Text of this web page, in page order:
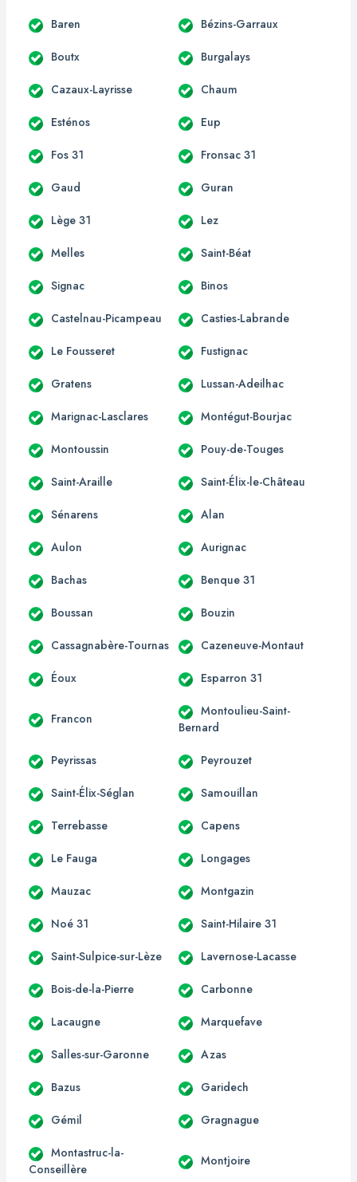
Baren Bézins-Garraux
Boutx Burgalays
Cazaux-Layrisse Chaum
Esténos Eup
Fos 31 Fronsac 31
Gaud Guran
Lège 31 Lez
Melles Saint-Béat
Signac Binos
Castelnau-Picampeau Casties-Labrande
Le Fousseret Fustignac
Gratens Lussan-Adeilhac
Marignac-Lasclares Montégut-Bourjac
Montoussin Pouy-de-Touges
Saint-Araille Saint-Élix-le-Château
Sénarens Alan
Aulon Aurignac
Bachas Benque 31
Boussan Bouzin
Cassagnabère-Tournas Cazeneuve-Montaut
Éoux Esparron 31
Francon
Montoulieu-Saint-
Bernard
Peyrissas Peyrouzet
Saint-Élix-Séglan Samouillan
Terrebasse Capens
Le Fauga Longages
Mauzac Montgazin
Noé 31 Saint-Hilaire 31
Saint-Sulpice-sur-Lèze Lavernose-Lacasse
Bois-de-la-Pierre Carbonne
Lacaugne Marquefave
Salles-sur-Garonne Azas
Bazus Garidech
Gémil Gragnague
Montastruc-la-
Conseillère
Montjoire